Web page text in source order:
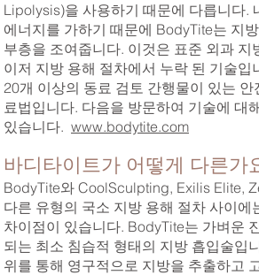
Lipolysis)을 사용하기 때문에 다릅니다.
에너지를 가하기 때문에 BodyTite는 지
부층을 조여줍니다. 이것은 표준 외과 지
이저 지방 용해 절차에서 누락 된 기술입
20개 이상의 동료 검토 간행물이 있는 안
료법입니다. 다음을 방문하여 기술에 대
있습니다. www.bodytite.com
바디타이트가 어떻게 다른가
BodyTite와 CoolSculpting, Exilis Elite,
다른 유형의 국소 지방 용해 절차 사이에
차이점이 있습니다. BodyTite는 가벼운
되는 최소 침습적 형태의 지방 흡입술입
위를 통해 영구적으로 지방을 추출하고